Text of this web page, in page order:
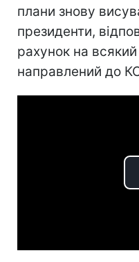
плани знову
президенти,
рахунок на
направлений до